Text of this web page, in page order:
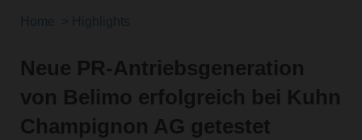
Neue PR-Antriebsgeneration
von Belimo erfolgreich bei Kuhn
Champignon AG getestet